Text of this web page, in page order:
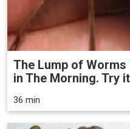
The Lump of Worms
in The Morning. Try it
36 min